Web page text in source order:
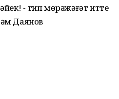
- тип мөрәжәғәт итте
Даянов